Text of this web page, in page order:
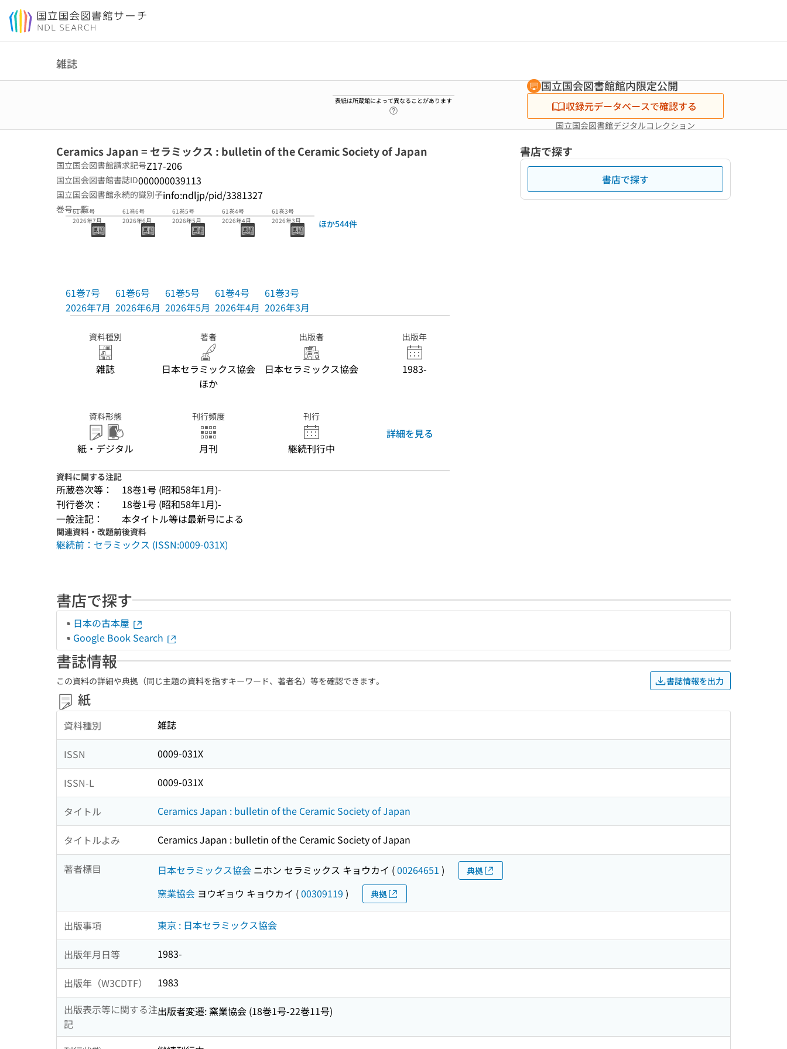
本文へ移動
雑誌
表紙は所蔵館によって異なることがあります
国立国会図書館館内限定公開
収録元データベースで確認する
国立国会図書館デジタルコレクション
Ceramics Japan = セラミックス : bulletin of the Ceramic Society of Japan
国立国会図書館請求記号Z17-206
国立国会図書館書誌ID000000039113
国立国会図書館永続的識別子info:ndljp/pid/3381327
巻号一覧
61巻7号
2026年7月
61巻7号
2026年7月
61巻6号
2026年6月
61巻6号
2026年6月
61巻5号
2026年5月
61巻5号
2026年5月
61巻4号
2026年4月
61巻4号
2026年4月
61巻3号
2026年3月
61巻3号
2026年3月
ほか544件
資料種別
雑誌
著者
日本セラミックス協会
ほか
出版者
日本セラミックス協会
出版年
1983-
資料形態
紙・デジタル
刊行頻度
月刊
刊行
継続刊行中
詳細を見る
資料に関する注記
所蔵巻次等：
18巻1号 (昭和58年1月)-
刊行巻次：
18巻1号 (昭和58年1月)-
一般注記：
本タイトル等は最新号による
関連資料・改題前後資料
継続前：セラミックス (ISSN:0009-031X)
書店で探す
書店で探す
書店で探す
日本の古本屋
Google Book Search
書誌情報
この資料の詳細や典拠（同じ主題の資料を指すキーワード、著者名）等を確認できます。 書誌情報を出力
紙
資料種別 雑誌
ISSN 0009-031X
ISSN-L 0009-031X
タイトル Ceramics Japan : bulletin of the Ceramic Society of Japan
タイトルよみ Ceramics Japan : bulletin of the Ceramic Society of Japan
著者標目 日本セラミックス協会 ニホン セラミックス キョウカイ (00264651 ) 典拠
窯業協会 ヨウギョウ キョウカイ (00309119 ) 典拠
出版事項 東京 : 日本セラミックス協会
出版年月日等 1983-
出版年（W3CDTF）
1983
出版表示等に関する注
記
出版者変遷: 窯業協会 (18巻1号-22巻11号)